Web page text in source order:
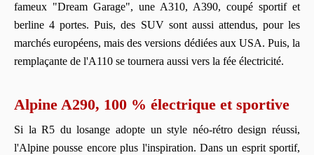
fameux "Dream Garage", une A310, A390, coupé sportif et
berline 4 portes. Puis, des SUV sont aussi attendus, pour les
marchés européens, mais des versions dédiées aux USA. Puis, la
remplaçante de l'A110 se tournera aussi vers la fée électricité.
Alpine A290, 100 % électrique et sportive
Si la R5 du losange adopte un style néo-rétro design réussi,
l'Alpine pousse encore plus l'inspiration. Dans un esprit sportif,